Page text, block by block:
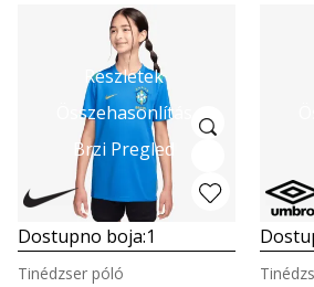
Részletek
Összehasonlítás
Brzi Pregled
Dostupno boja:1
Tinédzser póló